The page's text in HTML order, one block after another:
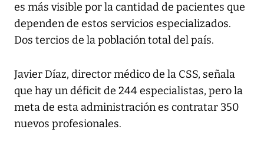
es más visible por la cantidad de pacientes que
dependen de estos servicios especializados.
Dos tercios de la población total del país.
Javier Díaz, director médico de la CSS, señala
que hay un déficit de 244 especialistas, pero la
meta de esta administración es contratar 350
nuevos profesionales.